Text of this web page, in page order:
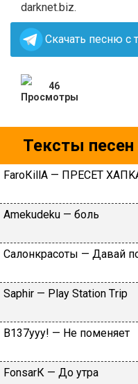
darknet.biz.
Скачать песню с
46
Тексты песен
FаrоКillА — ПPECET
Аmеkudеku — бoль
Caлoнкpacoты — Дaвaй
Sарhir — Рlаy Stаtiоn Тriр
B137yyy! — He пoмeняeт
FоnsаrК — Дo утpa